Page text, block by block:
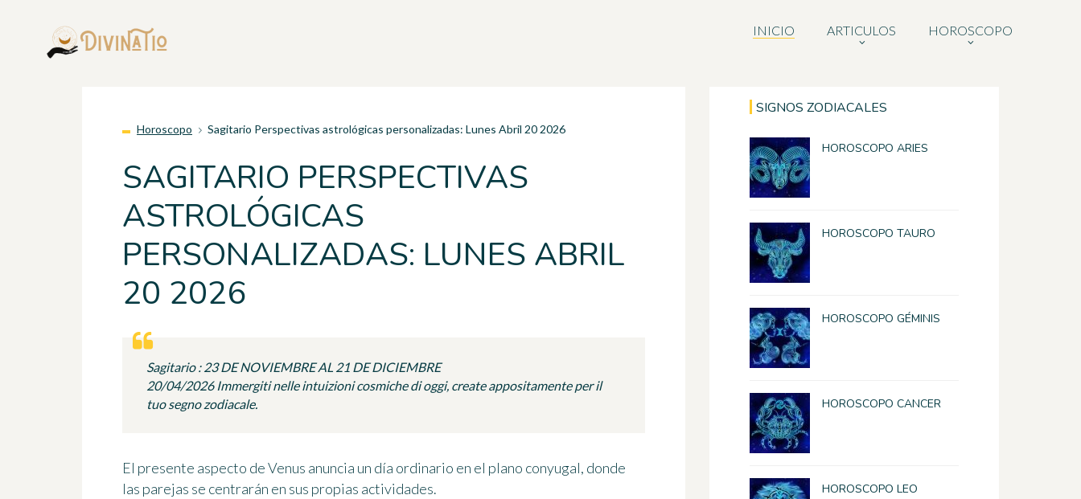
INICIO ARTICULOS HOROSCOPO
Horoscopo Sagitario Perspectivas astrológicas personalizadas: Lunes Abril 20 2026
SAGITARIO PERSPECTIVAS
ASTROLÓGICAS
PERSONALIZADAS: LUNES ABRIL
20 2026
Sagitario : 23 DE NOVIEMBRE AL 21 DE DICIEMBRE
20/04/2026 Immergiti nelle intuizioni cosmiche di oggi, create appositamente per il
tuo segno zodiacale.
El presente aspecto de Venus anuncia un día ordinario en el plano conyugal, donde
las parejas se centrarán en sus propias actividades.
SIGNOS ZODIACALES
HOROSCOPO ARIES
HOROSCOPO TAURO
HOROSCOPO GÉMINIS
HOROSCOPO CANCER
HOROSCOPO LEO